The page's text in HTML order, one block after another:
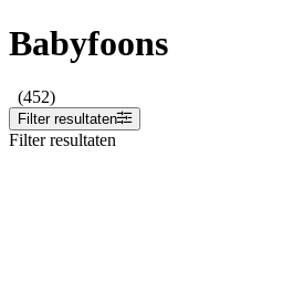
Babyfoons
(452)
Filter resultaten
Filter resultaten